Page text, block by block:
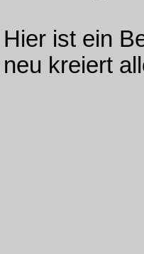
Hier ist ein
neu kreiert